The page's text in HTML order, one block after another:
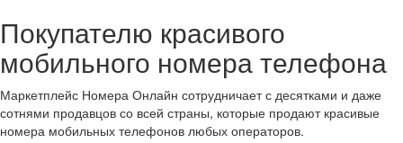
Покупателю красивого
мобильного номера телефона
Маркетплейс Номера Онлайн сотрудничает с десятками и даже
сотнями продавцов со всей страны, которые продают красивые
номера мобильных телефонов любых операторов.